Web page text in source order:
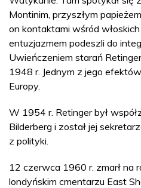
Montinim, przyszłym
on kontaktami wśród
entuzjazmem podeszli do
Uwieńczeniem starań
1948 r. Jednym z jego
Europy.
W 1954 r. Retinger był
Bilderberg i został jej
z polityki.
12 czerwca 1960 r. zmarł na
londyńskim cmentarzu East